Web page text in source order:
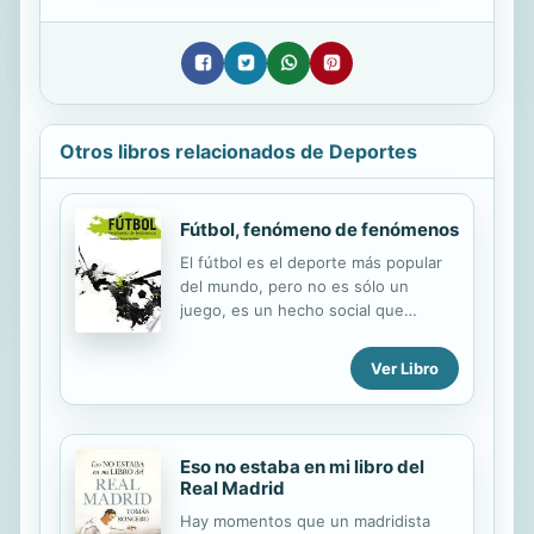
Otros libros relacionados de Deportes
Fútbol, fenómeno de fenómenos
El fútbol es el deporte más popular
del mundo, pero no es sólo un
juego, es un hecho social que
político, económico, cultural,
solidario y educativo, cuya influencia
se siente en múltiples ámbitos. En
trabajo; si el Club Atlético Osasuna
pierde, se nota una bajada de la
productividad en la planta de
Ver Libro
Eso no estaba en mi libro del
Real Madrid
Hay momentos que un madridista